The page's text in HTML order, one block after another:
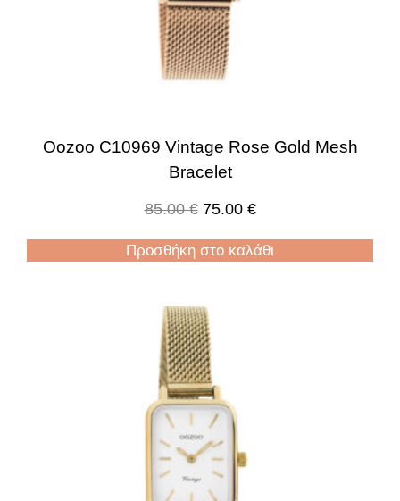
Oozoo C10969 Vintage Rose Gold Mesh
Bracelet
85.00€ 75.00 €
Προσθήκη στο καλάθι